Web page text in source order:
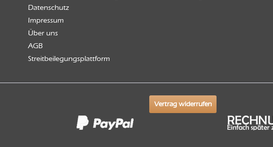
Datenschutz
Impressum
Über uns
AGB
Streitbeilegungsplattform
Vertrag widerrufen